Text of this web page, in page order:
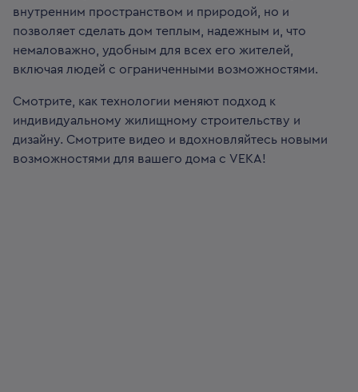
внутренним пространством и природой, но и
позволяет сделать дом теплым, надежным и, что
немаловажно, удобным для всех его жителей,
включая людей с ограниченными возможностями.
Смотрите, как технологии меняют подход к
индивидуальному жилищному строительству и
дизайну. Смотрите видео и вдохновляйтесь новыми
возможностями для вашего дома с VEKA!